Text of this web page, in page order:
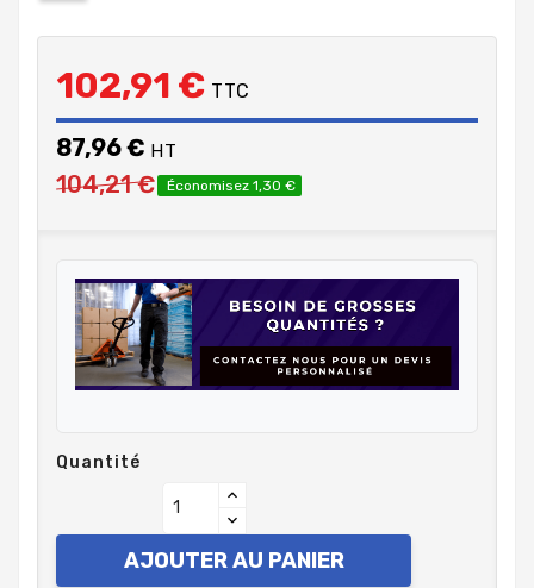
102,91 € TTC
87,96 € HT
104,21 € Économisez 1,30 €
Quantité
AJOUTER AU PANIER